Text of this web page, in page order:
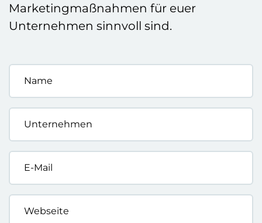
Marketingmaßnahmen für euer
Unternehmen sinnvoll sind.
Name
Unternehmen
E-
Mail
*
Webseite